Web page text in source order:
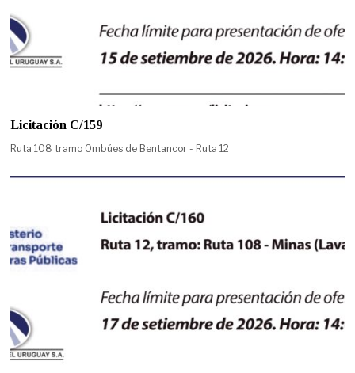
Licitación C/159
Ruta 108 tramo Ombúes de Bentancor - Ruta 12